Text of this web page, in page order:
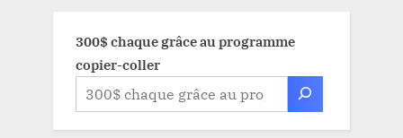
300$ chaque grâce au programme
copier-coller